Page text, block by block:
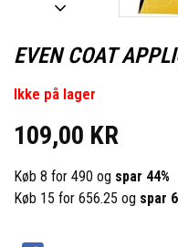
EVEN COAT
Ikke på lager
109,00 KR
Køb 8 for 490 og spar 44%
Køb 15 for 656.25 og spar